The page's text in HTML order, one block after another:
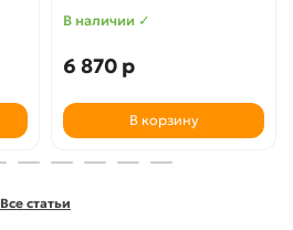
В наличии ✓
6 870 р
В корзину
Все статьи